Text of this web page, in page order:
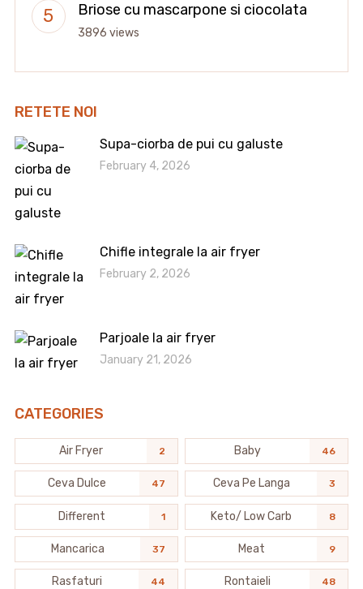
Briose cu mascarpone si ciocolata
3896 views
RETETE NOI
Supa-ciorba de pui cu galuste
February 4, 2026
Chifle integrale la air fryer
February 2, 2026
Parjoale la air fryer
January 21, 2026
CATEGORIES
Air Fryer 2 Baby 46
Ceva Dulce 47 Ceva Pe Langa 3
Different 1 Keto/ Low Carb 8
Mancarica 37 Meat 9
Rasfaturi 44 Rontaieli 48